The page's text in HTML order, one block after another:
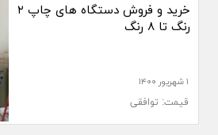
خرید و فروش دستگاه های چاپ ۲
رنگ تا ۸ رنگ
۱ شهریور ۱۴۰۰
قیمت: توافقی